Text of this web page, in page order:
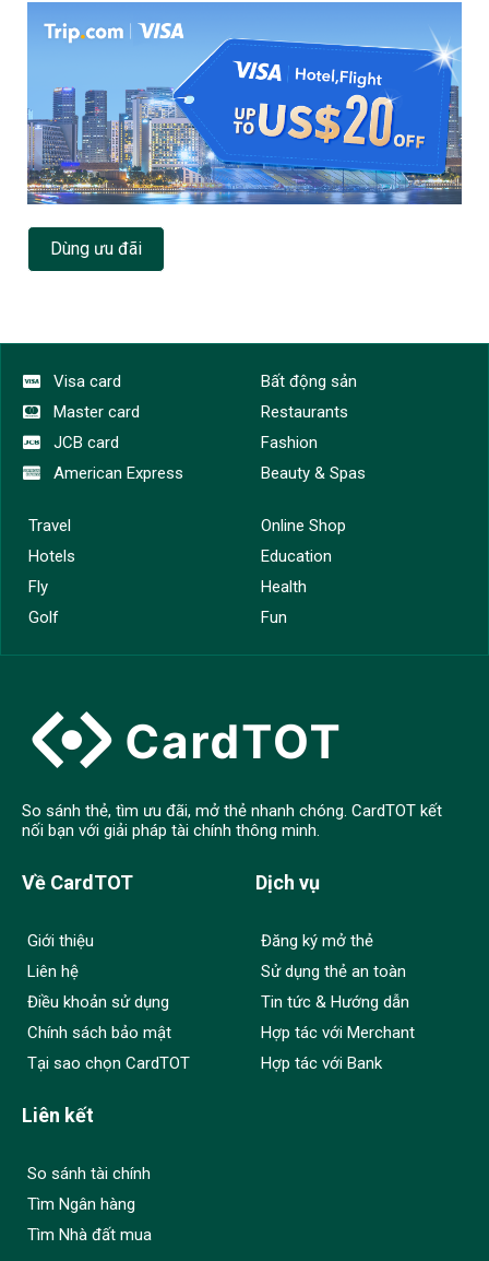
Dùng ưu đãi
Visa card
Master card
JCB card
American Express
Bất động sản
Restaurants
Fashion
Beauty & Spas
Travel
Hotels
Fly
Golf
Online Shop
Education
Health
Fun
So sánh thẻ, tìm ưu đãi, mở thẻ nhanh chóng. CardTOT kết
nối bạn với giải pháp tài chính thông minh.
Về CardTOT
Giới thiệu
Liên hệ
Điều khoản sử dụng
Chính sách bảo mật
Tại sao chọn CardTOT
Dịch vụ
Đăng ký mở thẻ
Sử dụng thẻ an toàn
Tin tức & Hướng dẫn
Hợp tác với Merchant
Hợp tác với Bank
Liên kết
So sánh tài chính
Tìm Ngân hàng
Tìm Nhà đất mua